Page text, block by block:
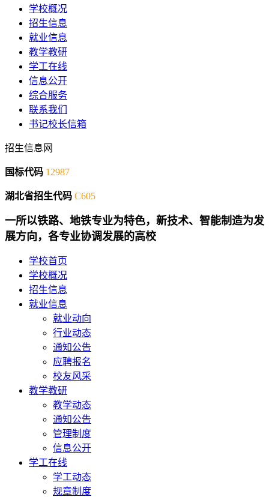
学校概况
招生信息
就业信息
教学教研
学工在线
信息公开
综合服务
联系我们
书记校长信箱
招生信息网
国标代码 12987
湖北省招生代码 C605
一所以铁路、地铁专业为特色，新技术、智能制造为发
展方向，各专业协调发展的高校
学校首页
学校概况
招生信息
就业信息
就业动向
行业动态
通知公告
应聘报名
校友风采
教学教研
教学动态
通知公告
管理制度
信息公开
学工在线
学工动态
规章制度